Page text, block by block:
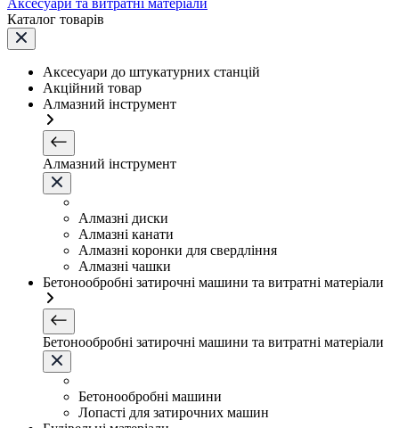
Аксесуари та витратні матеріали
Каталог товарів
Аксесуари до штукатурних станцій
Акційний товар
Алмазний інструмент
Алмазний інструмент
Алмазні диски
Алмазні канати
Алмазні коронки для свердління
Алмазні чашки
Бетонообробні затирочні машини та витратні матеріали
Бетонообробні затирочні машини та витратні матеріали
Бетонообробні машини
Лопасті для затирочних машин